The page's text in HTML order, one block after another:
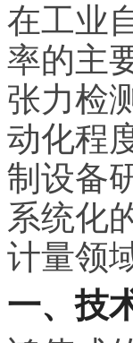
在工业
率的主
张力检
动化程
制设备
系统化
计量领
一、技